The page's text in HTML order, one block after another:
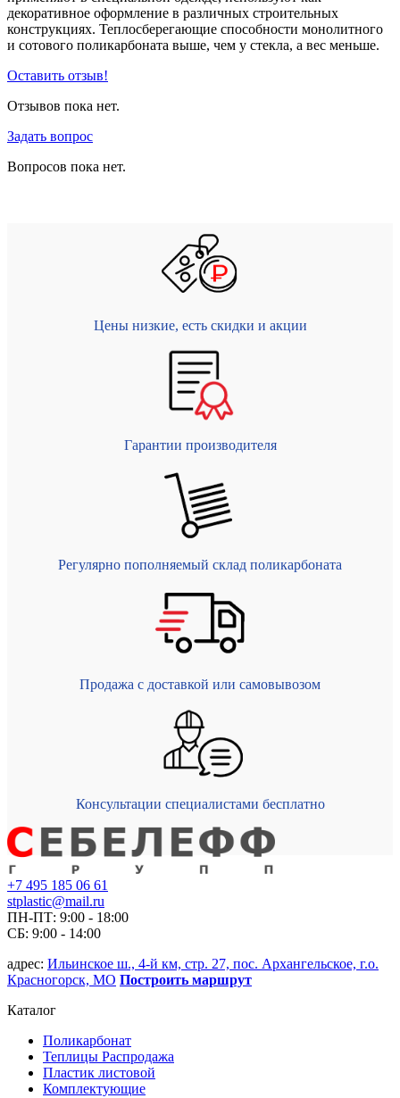
декоративное оформление в различных строительных
конструкциях. Теплосберегающие способности монолитного
и сотового поликарбоната выше, чем у стекла, а вес меньше.
Оставить отзыв!
Отзывов пока нет.
Задать вопрос
Вопросов пока нет.
Цены низкие, есть скидки и акции
Гарантии производителя
Регулярно пополняемый склад поликарбоната
Продажа с доставкой или самовывозом
Консультации специалистами бесплатно
+7 495 185 06 61
stplastic@mail.ru
ПН-ПТ: 9:00 - 18:00
СБ: 9:00 - 14:00
адрес: Ильинское ш., 4-й км, стр. 27, пос. Архангельское, г.о.
Красногорск, МО Построить маршрут
Каталог
Поликарбонат
Теплицы Распродажа
Пластик листовой
Комплектующие